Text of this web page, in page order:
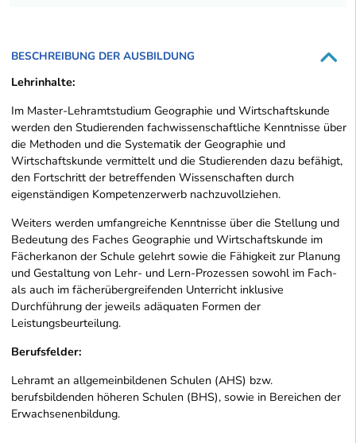
BESCHREIBUNG DER AUSBILDUNG
Lehrinhalte:
Im Master-Lehramtstudium Geographie und Wirtschaftskunde
werden den Studierenden fachwissenschaftliche Kenntnisse über
die Methoden und die Systematik der Geographie und
Wirtschaftskunde vermittelt und die Studierenden dazu befähigt,
den Fortschritt der betreffenden Wissenschaften durch
eigenständigen Kompetenzerwerb nachzuvollziehen.
Weiters werden umfangreiche Kenntnisse über die Stellung und
Bedeutung des Faches Geographie und Wirtschaftskunde im
Fächerkanon der Schule gelehrt sowie die Fähigkeit zur Planung
und Gestaltung von Lehr- und Lern-Prozessen sowohl im Fach-
als auch im fächerübergreifenden Unterricht inklusive
Durchführung der jeweils adäquaten Formen der
Leistungsbeurteilung.
Berufsfelder:
Lehramt an allgemeinbildenen Schulen (AHS) bzw.
berufsbildenden höheren Schulen (BHS), sowie in Bereichen der
Erwachsenenbildung.